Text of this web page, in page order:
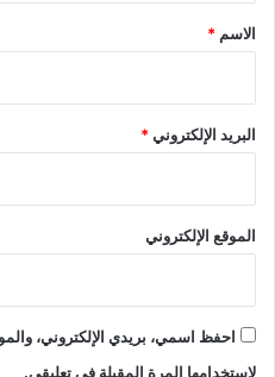
*
الاسم *
البريد الإلكتروني*
الموقع الإلكتروني
احفظ اسمي، بريدي الإلكتروني،
لاستخدامها المرة المقبلة في تعليقي.